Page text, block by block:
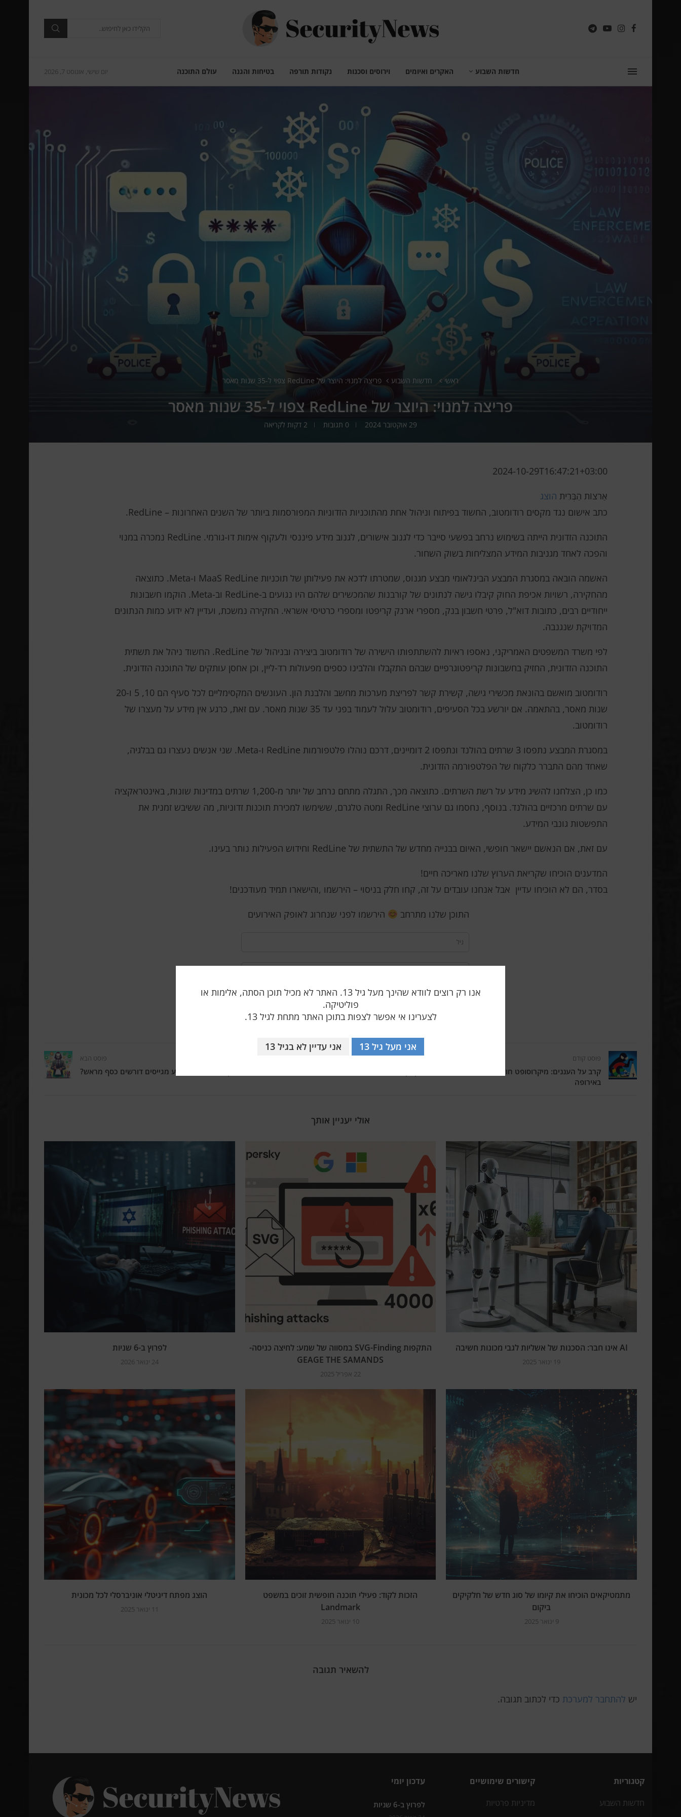
אנו רק רוצים לוודא שהינך מעל גיל 13. האתר לא מכיל תוכן הסתה, אלימות או
פוליטיקה.
לצערינו אי אפשר לצפות בתוכן האתר מתחת לגיל 13.
אני מעל גיל 13 אני עדיין לא בגיל 13
חדשות השבוע האקרים ואיומים וירוסים וסכנות נקודות תורפה בטיחות והגנה עולם התוכנה יום שישי, אוגוסט 7, 2026
ראשי חדשות השבוע פריצה למנוי: היוצר של RedLine צפוי ל-35 שנות מאסר
פריצה למנוי: היוצר של RedLine צפוי ל-35 שנות מאסר
29 אוקטובר 2024 0 תגובות 2 דקות לקריאה
2024-10-29T16:47:21+03:00
אַרצוֹת הַבְּרִית הוצג
כתב אישום נגד מקסים רודומטוב, החשוד בפיתוח וניהול אחת מהתוכניות הזדוניות המפורסמות ביותר של השנים האחרונות – RedLine.
התוכנה הזדונית הייתה בשימוש נרחב בפשעי סייבר כדי לגנוב אישורים, לגנוב מידע פיננסי ולעקוף אימות דו-גורמי. RedLine נמכרה במנוי
והפכה לאחד מגניבות המידע המצליחות בשוק השחור.
האשמה הובאה במסגרת המבצע הבינלאומי מבצע מגנוס, שמטרתו לדכא את פעילותן של תוכניות MaaS RedLine ו-Meta. כתוצאה
מהחקירה, רשויות אכיפת החוק קיבלו גישה לנתונים של קורבנות שהמכשירים שלהם היו נגועים ב-RedLine וב-Meta. הוקמו חשבונות
ייחודיים רבים, כתובות דוא"ל, פרטי חשבון בנק, מספרי ארנק קריפטו ומספרי כרטיסי אשראי. החקירה נמשכת, ועדיין לא ידוע כמות הנתונים
המדויקת שנגנבה.
לפי משרד המשפטים האמריקני, נאספו ראיות להשתתפותו הישירה של רודומטוב ביצירה ובניהול של RedLine. החשוד ניהל את תשתית
התוכנה הזדונית, החזיק בחשבונות קריפטוגרפיים שבהם התקבלו והלבינו כספים מפעולות רד-ליין, וכן אחסן עותקים של התוכנה הזדונית.
רודומטוב מואשם בהונאת מכשירי גישה, קשירת קשר לפריצת מערכות מחשב והלבנת הון. העונשים המקסימליים לכל סעיף הם 10, 5 ו-20
שנות מאסר, בהתאמה. אם יורשע בכל הסעיפים, רודומטוב עלול לעמוד בפני עד 35 שנות מאסר. עם זאת, כרגע אין מידע על מעצרו של
רודומטוב.
במסגרת המבצע נתפסו 3 שרתים בהולנד ונתפסו 2 דומיינים, דרכם נוהלו פלטפורמות RedLine ו-Meta. שני אנשים נעצרו גם בבלגיה,
שאחד מהם התברר כלקוח של הפלטפורמה הזדונית.
כמו כן, הצלחנו להשיג מידע על רשת השרתים. כתוצאה מכך, התגלה מתחם נרחב של יותר מ-1,200 שרתים במדינות שונות, באינטראקציה
עם שרתים מרכזיים בהולנד. בנוסף, נחסמו גם ערוצי RedLine ומטה טלגרם, ששימשו למכירת תוכנות זדוניות, מה ששיבש זמנית את
התפשטות גונבי המידע.
עם זאת, אם הנאשם יישאר חופשי, האיום בבנייה מחדש של התשתית של RedLine וחידוש הפעילות נותר בעינו.
המדענים הוכיחו שקריאת הערוץ שלנו מאריכה חיים!
בסדר, הם לא הוכיחו עדיין אבל אנחנו עובדים על זה, קחו חלק בניסוי – הירשמו ,והישארו תמיד מעודכנים!
התוכן שלנו מתרחב הירשמו לפני שנחרוג לאופק האירועים
פוסט קודם
קרב על העננים: מיקרוסופט חושפת את האסטרטגיה המפוקפקת של גוגל
באירופה
פוסט הבא
"עבודה מרחוק" עם מלכוד: מדוע מגייסים דורשים כסף מראש?
אולי יעניין אותך
לפרוץ ב-6 שניות
24 ינואר 2026
התקפות SVG-Finding במסווה של שמע: לחיצה כניסה-
GEAGE THE SAMANDS
22 אפריל 2025
AI אינו חבר: הסכנות של אשליות לגבי מכונות חשיבה
19 ינואר 2025
הוצג מפתח דיגיטלי אוניברסלי לכל מכונית
11 ינואר 2025
הזכות לקוד: פעילי תוכנה חופשית זוכים במשפט
Landmark
10 ינואר 2025
מתמטיקאים הוכיחו את קיומו של סוג חדש של חלקיקים
ביקום
9 ינואר 2025
להשאיר תגובה
יש להתחבר למערכת כדי לכתוב תגובה.
קטגוריות
חדשות השבוע
קישורים שימושיים
מדיניות פרטיות
עדכון יומי
לפרוץ ב-6 שניות